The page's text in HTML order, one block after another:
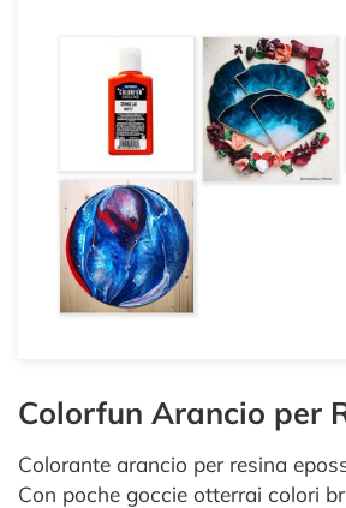
Colorfun Arancio per
Colorante arancio per resina
Con poche goccie otterrai colori